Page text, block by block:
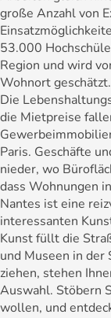
große Anzahl von
53.000
Region und wird
Wohnort geschätzt.
Die
die Mietpreise
Paris. Geschäfte
nieder, wo
dass Wohnungen
Nantes ist eine
interessanten
Kunst füllt die
und Museen in der
ziehen, stehen
Auswahl. Stöbern
wollen, und